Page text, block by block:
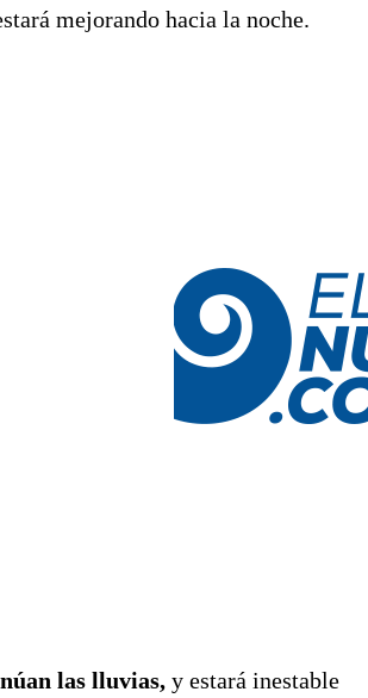
mejorando hacia la noche.
las lluvias, y estará inestable